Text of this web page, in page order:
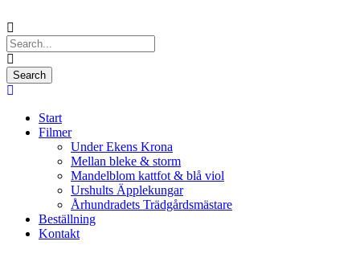
Start
Filmer
Under Ekens Krona
Mellan bleke & storm
Mandelblom kattfot & blå viol
Urshults Äpplekungar
Århundradets Trädgårdsmästare
Beställning
Kontakt